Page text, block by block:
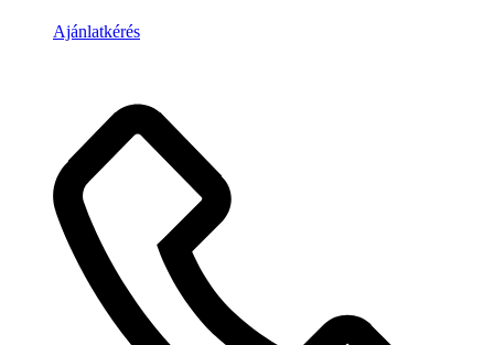
Ajánlatkérés